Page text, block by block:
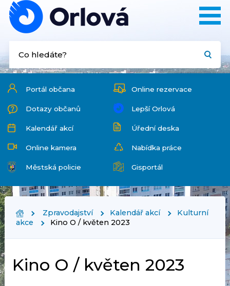
Portál občana Online rezervace
Dotazy občanů Lepší Orlová
Kalendář akcí Úřední deska
Online kamera Nabídka práce
Městská policie Gisportál
Zpravodajství Kalendář akcí
Kulturní
akce
Kino O / květen 2023
Kino O / květen 2023